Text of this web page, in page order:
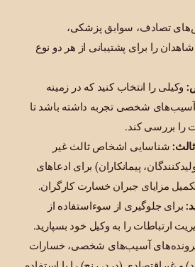
تصادف، سوابق پزشکی،
را برای پشتیبانی از هر دو نوع
وکیلی را انتخاب کنید که در زمینه
شخصی تجربه داشته باشد تا
را بررسی کند.
شناسایی اشخاص ثالث غیر
پیمانکاران) برای ادعاهای
مزایای جبران خسارت کارگران.
برای جلوگیری از سوءاستفاده از
ارتباطات را به وکیل خود بسپارید.
آسیب‌های شخصی، خسارات